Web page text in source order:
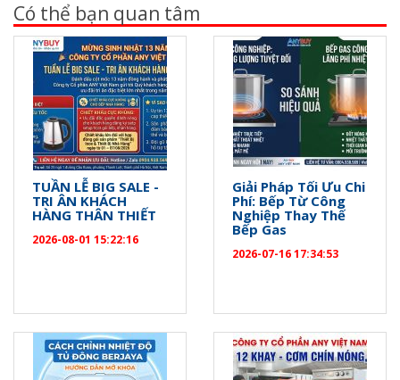
Có thể bạn quan tâm
TUẦN LỄ BIG SALE -
TRI ÂN KHÁCH
HÀNG THÂN THIẾT
2026-08-01 15:22:16
Giải Pháp Tối Ưu Chi
Phí: Bếp Từ Công
Nghiệp Thay Thế
Bếp Gas
2026-07-16 17:34:53